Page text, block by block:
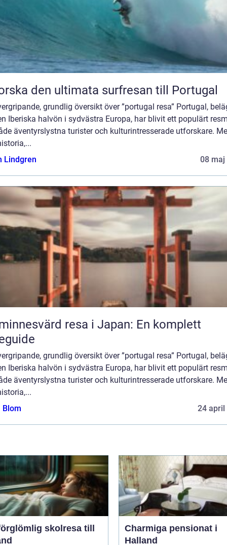
den ultimata surfresan till Portugal
grundlig översikt över ”portugal resa” Portugal,
Iberiska halvön i sydvästra Europa, har blivit ett populärt
äventyrslystna turister och kulturintresserade utforskare.
Lindgren
08 maj
resa i Japan: En komplett
grundlig översikt över ”portugal resa” Portugal,
Iberiska halvön i sydvästra Europa, har blivit ett populärt
äventyrslystna turister och kulturintresserade utforskare.
Blom
24 april
skolresa till
Charmiga pensionat i
Halland